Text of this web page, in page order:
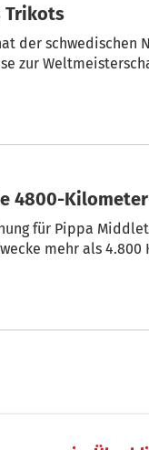
Trikots
der schwedischen
zur
4800-
für Pippa
mehr als